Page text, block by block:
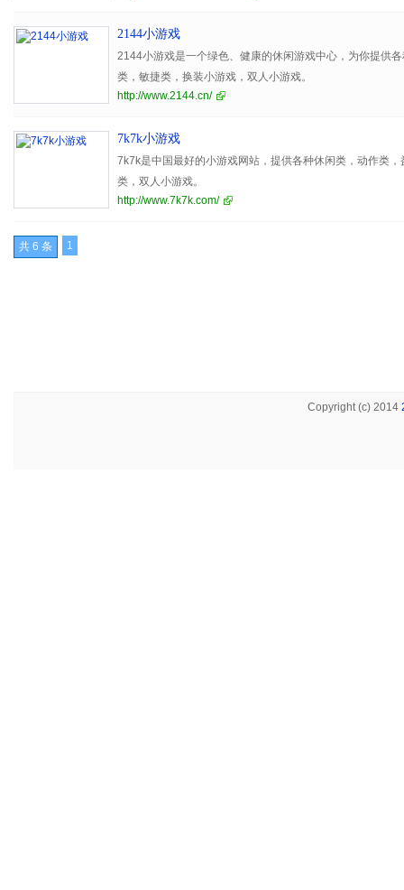
2144小游戏
2144小游戏是一个绿色、健康的休闲游戏中心，为你提供
类，敏捷类，换装小游戏，双人小游戏。
http://www.2144.cn/
7k7k小游戏
7k7k是中国最好的小游戏网站，提供各种休闲类，动作类
类，双人小游戏。
http://www.7k7k.com/
共 6 条 1
Copyright (c) 2014